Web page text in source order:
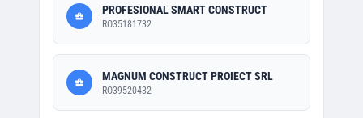
PROFESIONAL SMART CONSTRUCT
RO35181732
MAGNUM CONSTRUCT PROIECT SRL
RO39520432